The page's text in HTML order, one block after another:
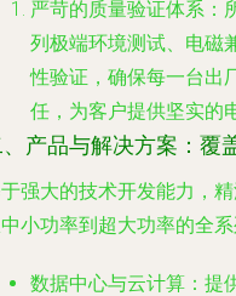
严苛的质量验证体系 ：
列极端环境测试、电磁
性验证，确保每一台出
任，为客户提供坚实的
产品与解决方案：覆
强大的技术开发能力，
小功率到超大功率的全系
数据中心与云计算 ：提